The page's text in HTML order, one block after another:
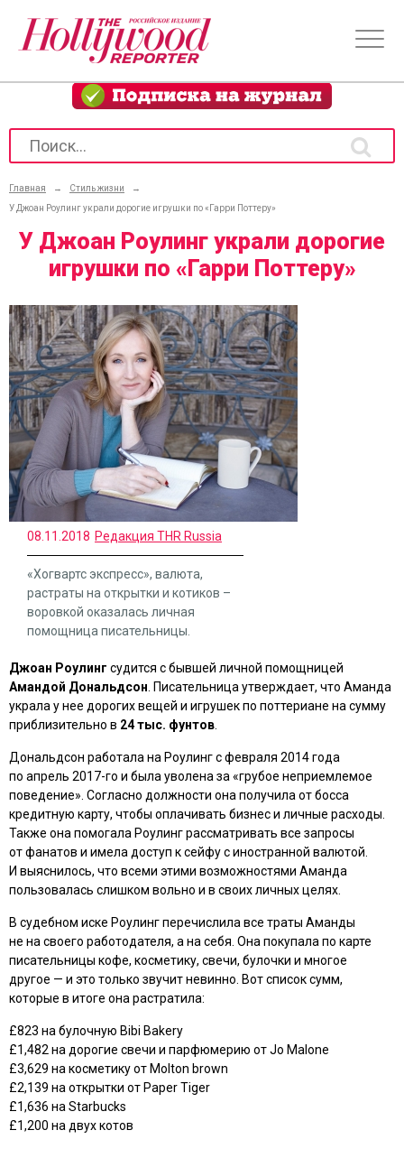
Главная → Стиль жизни
→
У Джоан Роулинг украли дорогие игрушки по «Гарри Поттеру»
У Джоан Роулинг украли дорогие
игрушки по «Гарри Поттеру»
08.11.2018 Редакция THR Russia
«Хогвартс экспресс», валюта,
растраты на открытки и котиков –
воровкой оказалась личная
помощница писательницы.
Джоан Роулинг судится с бывшей личной помощницей
Амандой Дональдсон . Писательница утверждает, что Аманда
украла у нее дорогих вещей и игрушек по поттериане на сумму
приблизительно в 24 тыс. фунтов
Дональдсон работала на Роулинг с февраля 2014 года
по апрель 2017-го и была уволена за «грубое неприемлемое
поведение». Согласно должности она получила от босса
кредитную карту, чтобы оплачивать бизнес и личные расходы.
Также она помогала Роулинг рассматривать все запросы
от фанатов и имела доступ к сейфу с иностранной валютой.
И выяснилось, что всеми этими возможностями Аманда
пользовалась слишком вольно и в своих личных целях.
В судебном иске Роулинг перечислила все траты Аманды
не на своего работодателя, а на себя. Она покупала по карте
писательницы кофе, косметику, свечи, булочки и многое
другое — и это только звучит невинно. Вот список сумм,
которые в итоге она растратила:
£823 на булочную Bibi Bakery
£1,482 на дорогие свечи и парфюмерию от Jo Malone
£3,629 на косметику от Molton brown
£2,139 на открытки от Paper Tiger
£1,636 на Starbucks
£1,200 на двух котов